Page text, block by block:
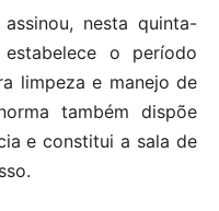
nesta quinta-
o período
limpeza e manejo de
também dispõe
e constitui a sala de